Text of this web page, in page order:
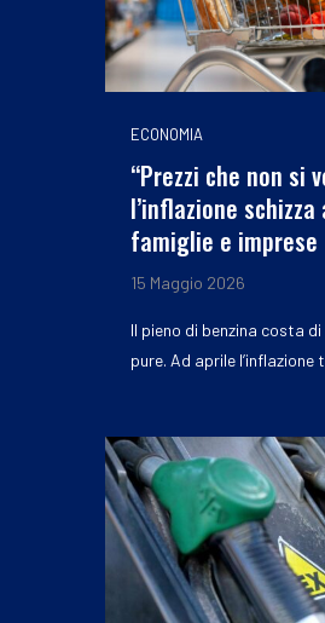
ECONOMIA
“Prezzi che non si
l’inflazione
famiglie e imprese
15 Maggio 2026
Il pieno di benzina costa
pure. Ad aprile